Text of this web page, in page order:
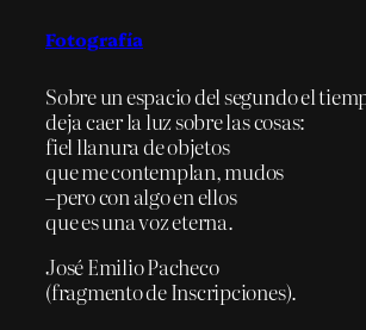
Fotografía
Sobre un espacio del segundo el
deja caer la luz sobre las cosas:
fiel llanura de objetos
que me contemplan, mudos
–pero con algo en ellos
que es una voz eterna.
José Emilio Pacheco
(fragmento de Inscripciones).